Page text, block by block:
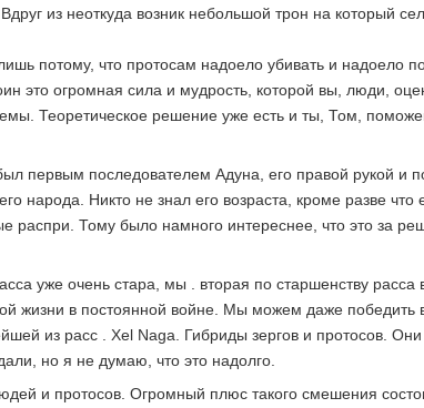
из неоткуда возник небольшой трон на который
потому, что протосам надоело убивать и надоело
это огромная сила и мудрость, которой вы, люди,
Теоретическое решение уже есть и ты, Том,
первым последователем Адуна, его правой рукой и
Никто не знал его возраста, кроме разве что
Тому было намного интереснее, что это за
уже очень стара, мы . вторая по старшенству расса
жизни в постоянной войне. Мы можем даже победить
из расс . Xel Naga. Гибриды зергов и протосов.
но я не думаю, что это надолго.
и протосов. Огромный плюс такого смешения